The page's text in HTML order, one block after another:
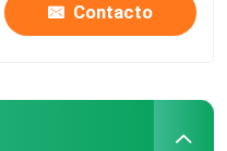
Contacto